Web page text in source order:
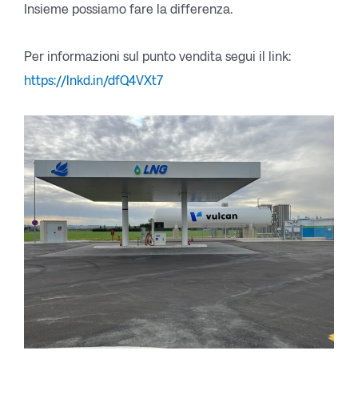
Insieme possiamo fare la differenza.
Per informazioni sul punto vendita segui il link:
https://lnkd.in/dfQ4VXt7